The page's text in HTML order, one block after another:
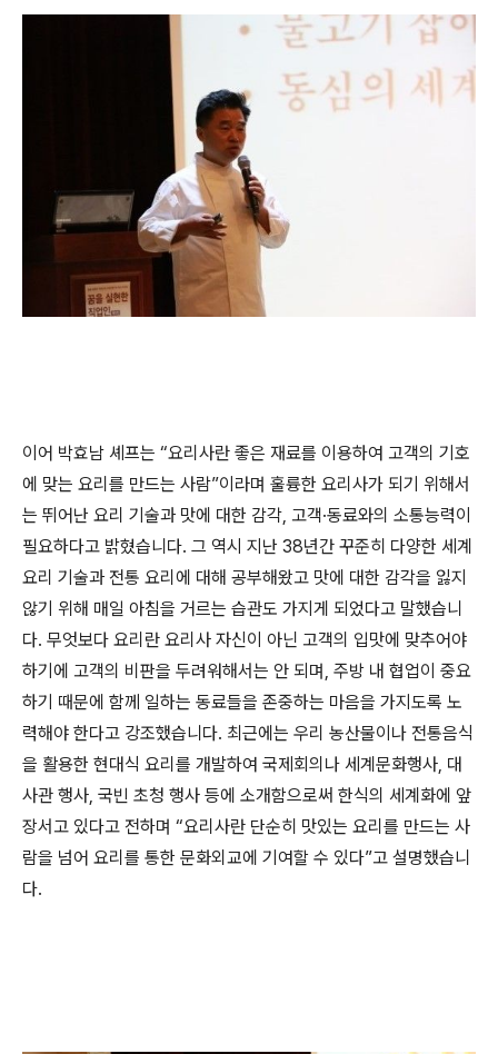
이어 박효남 셰프는 “요리사란 좋은 재료를 이용하여 고객의 기호
에 맞는 요리를 만드는 사람”이라며 훌륭한 요리사가 되기 위해서
는 뛰어난 요리 기술과 맛에 대한 감각, 고객·동료와의 소통능력이
필요하다고 밝혔습니다. 그 역시 지난 38년간 꾸준히 다양한 세계
요리 기술과 전통 요리에 대해 공부해왔고 맛에 대한 감각을 잃지
않기 위해 매일 아침을 거르는 습관도 가지게 되었다고 말했습니
다. 무엇보다 요리란 요리사 자신이 아닌 고객의 입맛에 맞추어야
하기에 고객의 비판을 두려워해서는 안 되며, 주방 내 협업이 중요
하기 때문에 함께 일하는 동료들을 존중하는 마음을 가지도록 노
력해야 한다고 강조했습니다. 최근에는 우리 농산물이나 전통음식
을 활용한 현대식 요리를 개발하여 국제회의나 세계문화행사, 대
사관 행사, 국빈 초청 행사 등에 소개함으로써 한식의 세계화에 앞
장서고 있다고 전하며 “요리사란 단순히 맛있는 요리를 만드는 사
람을 넘어 요리를 통한 문화외교에 기여할 수 있다”고 설명했습니
다.